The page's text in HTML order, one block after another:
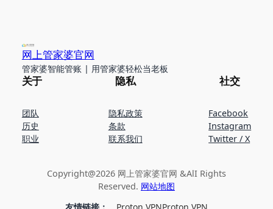
网上管家婆官网
管家婆智能管账 | 用管家婆轻松当老板
关于
团队
历史
职业
隐私
隐私政策
条款
联系我们
社交
Facebook
Instagram
Twitter / X
Copyright@2026 网上管家婆官网 &AlI Rights
Reserved. 网站地图